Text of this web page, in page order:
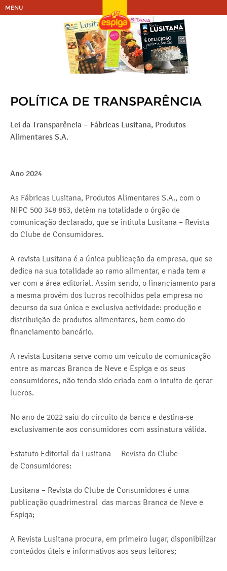
MENU
POLÍTICA DE TRANSPARÊNCIA
Lei da Transparência – Fábricas Lusitana, Produtos
Alimentares S.A.
Ano 2024
As Fábricas Lusitana, Produtos Alimentares S.A., com o
NIPC 500 348 863, detêm na totalidade o órgão de
comunicação declarado, que se intitula Lusitana – Revista
do Clube de Consumidores.
A revista Lusitana é a única publicação da empresa, que se
dedica na sua totalidade ao ramo alimentar, e nada tem a
ver com a área editorial. Assim sendo, o financiamento para
a mesma provém dos lucros recolhidos pela empresa no
decurso da sua única e exclusiva actividade: produção e
distribuição de produtos alimentares, bem como do
financiamento bancário.
A revista Lusitana serve como um veículo de comunicação
entre as marcas Branca de Neve e Espiga e os seus
consumidores, não tendo sido criada com o intuito de gerar
lucros.
No ano de 2022 saiu do circuito da banca e destina-se
exclusivamente aos consumidores com assinatura válida.
Estatuto Editorial da Lusitana – Revista do Clube
de Consumidores:
Lusitana – Revista do Clube de Consumidores é uma
publicação quadrimestral das marcas Branca de Neve e
Espiga;
A Revista Lusitana procura, em primeiro lugar, disponibilizar
conteúdos úteis e informativos aos seus leitores;